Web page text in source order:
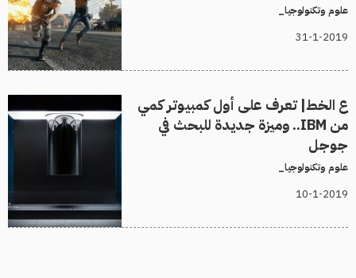
علوم وتكنولوجيا_
31-1-2019
ع الخط| تعرف على أول كمبيوتر كمي
من IBM.. وميزة جديدة للبحث في
جوجل
علوم وتكنولوجيا_
10-1-2019